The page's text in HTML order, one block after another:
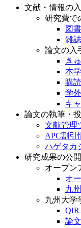
文献・情報の
研究費で
図書
雑誌
論文の入
き
本
購
学
キ
論文の執筆・
文献管理
APC割引
ハゲタカ
研究成果の公開
オープン
オ
九
九州大学
QIR
論